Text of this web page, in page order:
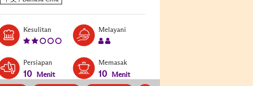
Kesulitan Melayani
Persiapan
10 Menit
Memasak
10 Menit